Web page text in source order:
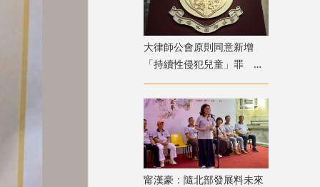
大律師公會原則同意新增
「持續性侵犯兒童」罪 強
調須有嚴格程序保障措施
甯漢豪：隨北部發展料未來